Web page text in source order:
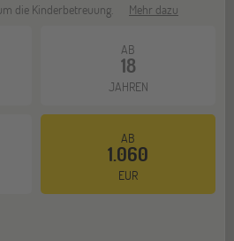
die Kinderbetreuung.
Mehr dazu
AB
18
JAHREN
AB
1.060
EUR